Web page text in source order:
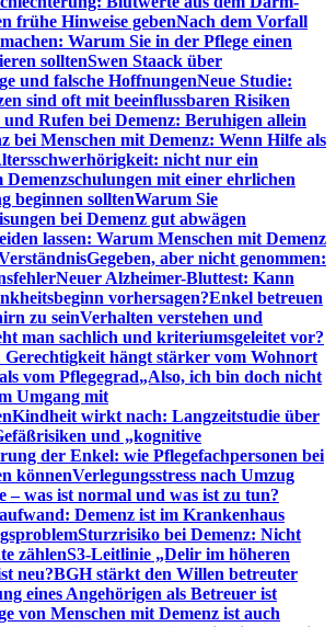
frühe Hinweise gebenNach dem Vorfall
Warum Sie in der Pflege einen
solltenSwen Staack über
und falsche HoffnungenNeue Studie:
sind oft mit beeinflussbaren Risiken
und Rufen bei Demenz: Beruhigen allein
bei Menschen mit Demenz: Wenn Hilfe als
nicht nur ein
Demenzschulungen mit einer ehrlichen
beginnen solltenWarum Sie
bei Demenz gut abwägen
lassen: Warum Menschen mit Demenz
Gegeben, aber nicht genommen:
Neuer Alzheimer-Bluttest: Kann
vorhersagen?Enkel betreuen
zu seinVerhalten verstehen und
man sachlich und kriteriumsgeleitet vor?
Gerechtigkeit hängt stärker vom Wohnort
vom Pflegegrad„Also, ich bin doch nicht
Umgang mit
Kindheit wirkt nach: Langzeitstudie über
und „kognitive
der Enkel: wie Pflegefachpersonen bei
könnenVerlegungsstress nach Umzug
– was ist normal und was ist zu tun?
Demenz ist im Krankenhaus
Sturzrisiko bei Demenz: Nicht
zählenS3-Leitlinie „Delir im höheren
neu?BGH stärkt den Willen betreuter
eines Angehörigen als Betreuer ist
von Menschen mit Demenz ist auch